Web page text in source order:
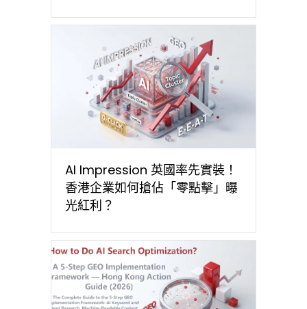
AI Impression 英國率先實裝！
香港企業如何搶佔「零點擊」曝
光紅利？